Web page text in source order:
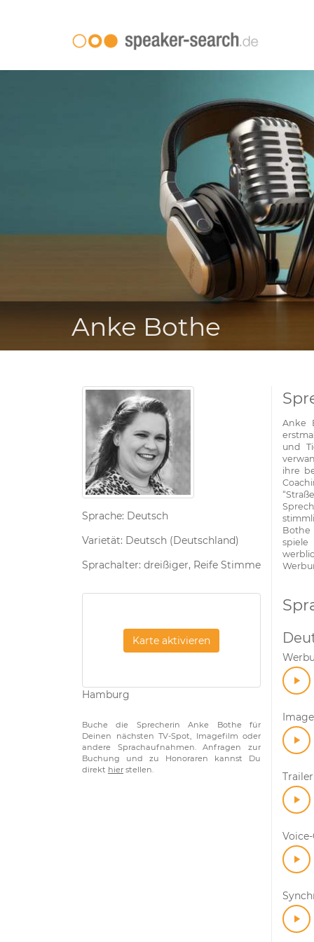
Anke Bothe
Sprache: Deutsch
Varietät: Deutsch (Deutschland)
Sprachalter: dreißiger, Reife Stimme
Karte aktivieren
Hamburg
Buche die Sprecherin Anke Bothe für
Deinen nächsten TV-Spot, Imagefilm oder
andere Sprachaufnahmen. Anfragen zur
Buchung und zu Honoraren kannst Du
direkt hier stellen.
Anke
und
ihre
Bothe
Trailer